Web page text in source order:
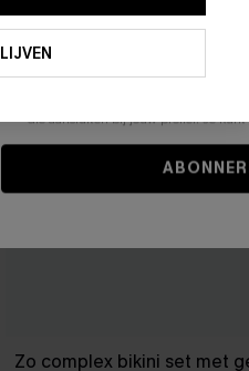
Zo complex bikini set met
Door je contactgegevens in te
Algemene
stemt er tevens mee in om
en gepersonaliseerde
winkelwagen) en e-mails van
niet vereist voor een aankoop. We
informatie gebruiken om producten
die aansluiten bij jouw profiel. Je